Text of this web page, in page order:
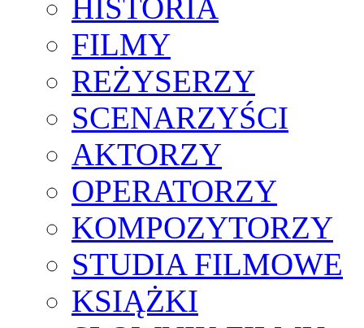
HISTORIA
FILMY
REŻYSERZY
SCENARZYŚCI
AKTORZY
OPERATORZY
KOMPOZYTORZY
STUDIA FILMOWE
KSIĄŻKI